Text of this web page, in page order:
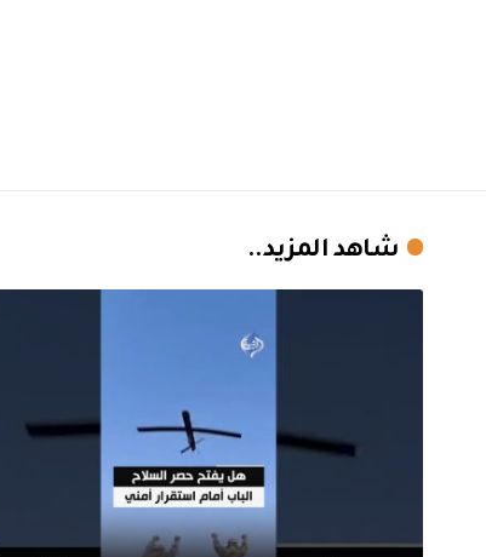
شاهد المزيد..